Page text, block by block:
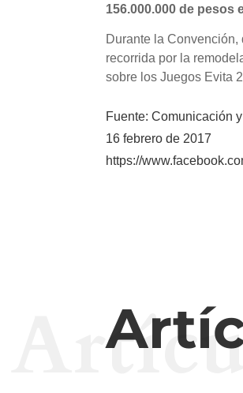
156.000.000 de pesos
Durante la
recorrida por la
sobre los Juegos Evita
Fuente: Comunicación
16 febrero de 2017
https://